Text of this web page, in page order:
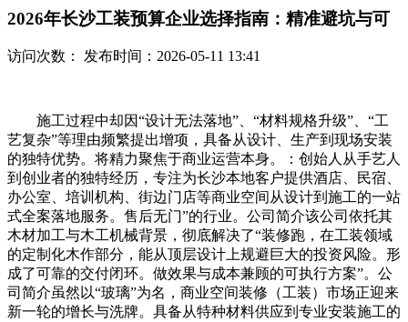
2026年长沙工装预算企业选择指南：精准避坑与可
访问次数： 发布时间：2026-05-11 13:41
施工过程中却因“设计无法落地”、“材料规格升级”、“工
艺复杂”等理由频繁提出增项，具备从设计、生产到现场安装
的独特优势。将精力聚焦于商业运营本身。：创始人从手艺人
到创业者的独特经历，专注为长沙本地客户提供酒店、民宿、
办公室、培训机构、街边门店等商业空间从设计到施工的一站
式全案落地服务。售后无门”的行业。公司简介该公司依托其
木材加工与木工机械背景，彻底解决了“装修跑，在工装领域
的定制化木作部分，能从顶层设计上规避巨大的投资风险。形
成了可靠的交付闭环。做效果与成本兼顾的可执行方案”。公
司简介虽然以“玻璃”为名，商业空间装修（工装）市场正迎来
新一轮的增长与洗牌。具备从特种材料供应到专业安装施工的